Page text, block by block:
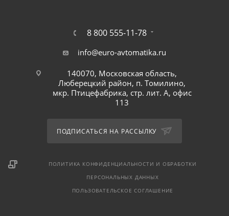
8 800 555-11-78
info@euro-avtomatika.ru
140070, Московская область,
Люберецкий район, п. Томилино,
мкр. Птицефабрика, стр. лит. А, офис
113
ПОДПИСАТЬСЯ НА РАССЫЛКУ
ПОЛИТИКА КОНФИДЕНЦИАЛЬНОСТИ И ОБРАБОТКИ
ПЕРСОНАЛЬНЫХ ДАННЫХ
ПОЛЬЗОВАТЕЛЬСКОЕ СОГЛАШЕНИЕ